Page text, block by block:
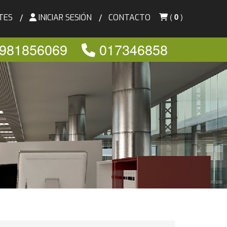
(0)
INICIAR SESIÓN CONTACTO
017346858